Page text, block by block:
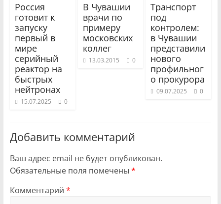
Россия
готовит к
запуску
первый в
мире
серийный
реактор на
быстрых
нейтронах
15.07.2025 0
В Чувашии
врачи по
примеру
московских
коллег
13.03.2015 0
Транспорт
под
контролем:
в Чувашии
представили
нового
профильног
о прокурора
09.07.2025 0
Добавить комментарий
Ваш адрес email не будет опубликован.
Обязательные поля помечены *
Комментарий *